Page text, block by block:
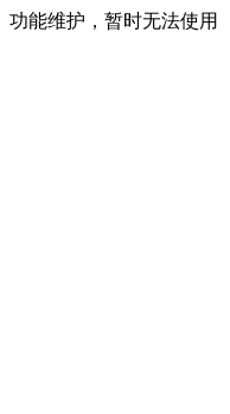
功能维护，暂时无法使用